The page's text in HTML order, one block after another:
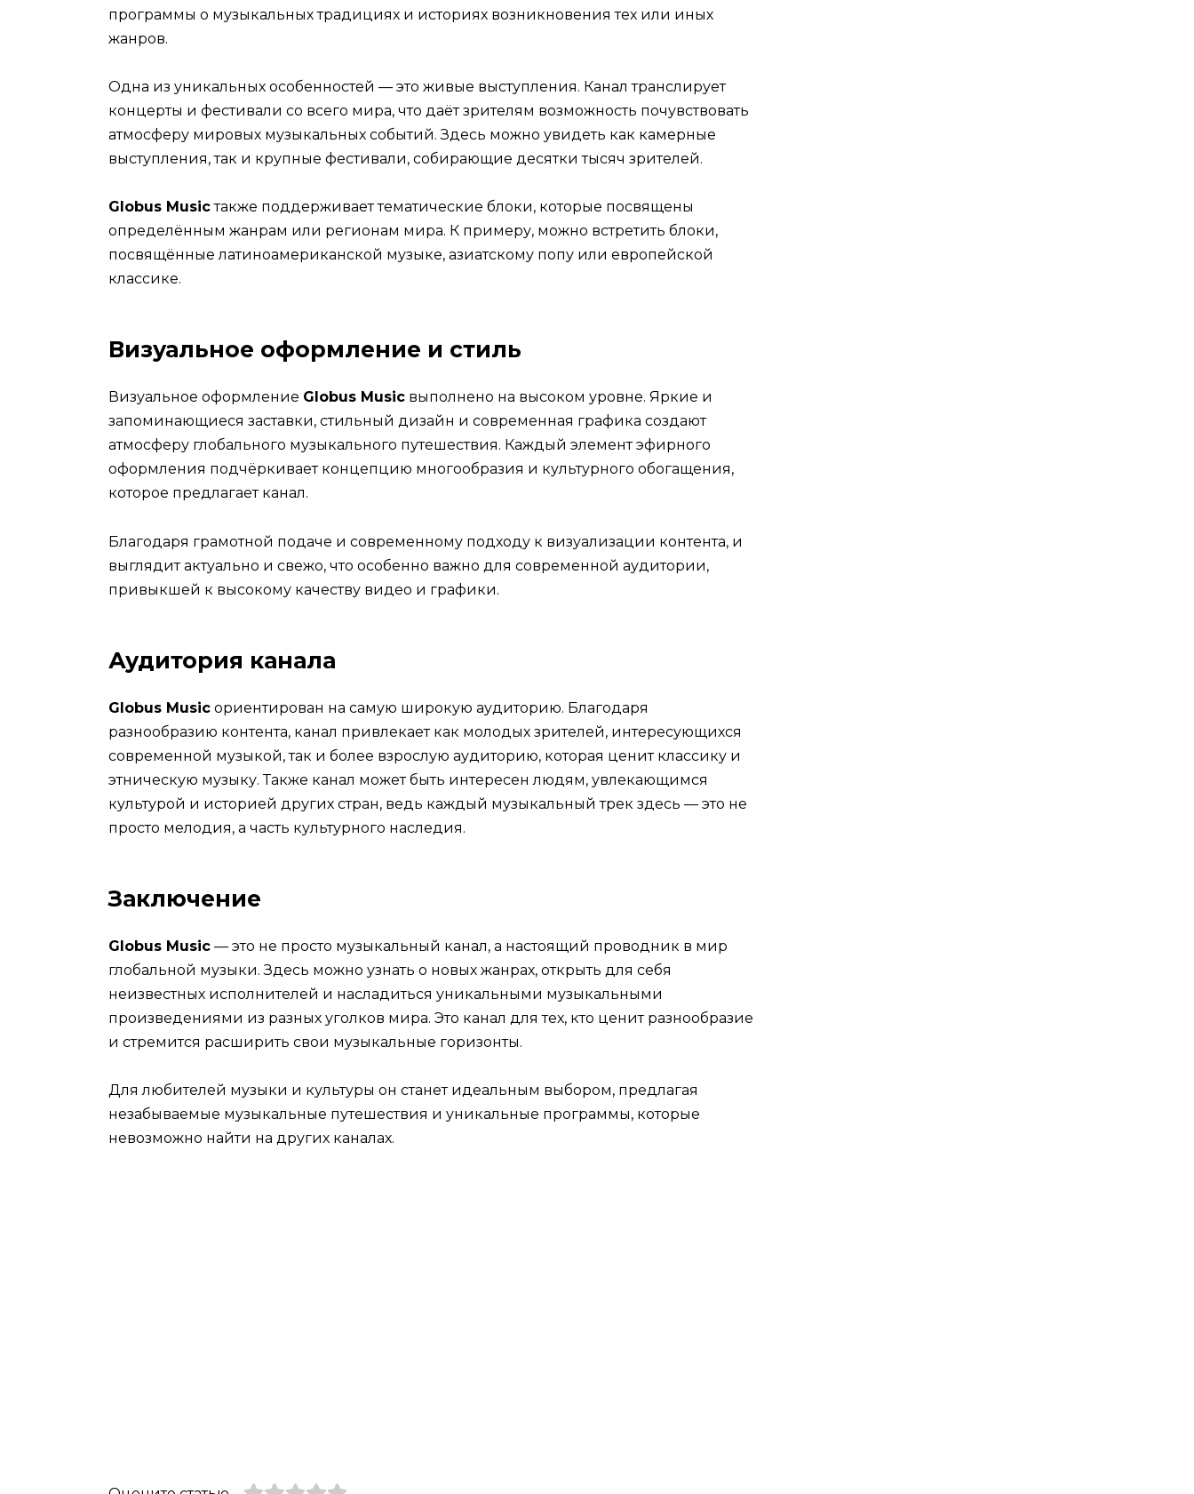
программы о музыкальных традициях и историях возникновения тех или иных
жанров.
Одна из уникальных особенностей — это живые выступления. Канал транслирует
концерты и фестивали со всего мира, что даёт зрителям возможность почувствовать
атмосферу мировых музыкальных событий. Здесь можно увидеть как камерные
выступления, так и крупные фестивали, собирающие десятки тысяч зрителей.
Globus Musicтакже поддерживает тематические блоки, которые посвящены
определённым жанрам или регионам мира. К примеру, можно встретить блоки,
посвящённые латиноамериканской музыке, азиатскому попу или европейской
классике.
Визуальное оформление и стиль
Визуальное оформление Globus Music выполнено на высоком уровне. Яркие и
запоминающиеся заставки, стильный дизайн и современная графика создают
атмосферу глобального музыкального путешествия. Каждый элемент эфирного
оформления подчёркивает концепцию многообразия и культурного обогащения,
которое предлагает канал.
Благодаря грамотной подаче и современному подходу к визуализации контента, и
выглядит актуально и свежо, что особенно важно для современной аудитории,
привыкшей к высокому качеству видео и графики.
Аудитория канала
Globus Music ориентирован на самую широкую аудиторию. Благодаря
разнообразию контента, канал привлекает как молодых зрителей, интересующихся
современной музыкой, так и более взрослую аудиторию, которая ценит классику и
этническую музыку. Также канал может быть интересен людям, увлекающимся
культурой и историей других стран, ведь каждый музыкальный трек здесь — это не
просто мелодия, а часть культурного наследия.
Заключение
Globus Music — это не просто музыкальный канал, а настоящий проводник в мир
глобальной музыки. Здесь можно узнать о новых жанрах, открыть для себя
неизвестных исполнителей и насладиться уникальными музыкальными
произведениями из разных уголков мира. Это канал для тех, кто ценит разнообразие
и стремится расширить свои музыкальные горизонты.
Для любителей музыки и культуры он станет идеальным выбором, предлагая
незабываемые музыкальные путешествия и уникальные программы, которые
невозможно найти на других каналах.